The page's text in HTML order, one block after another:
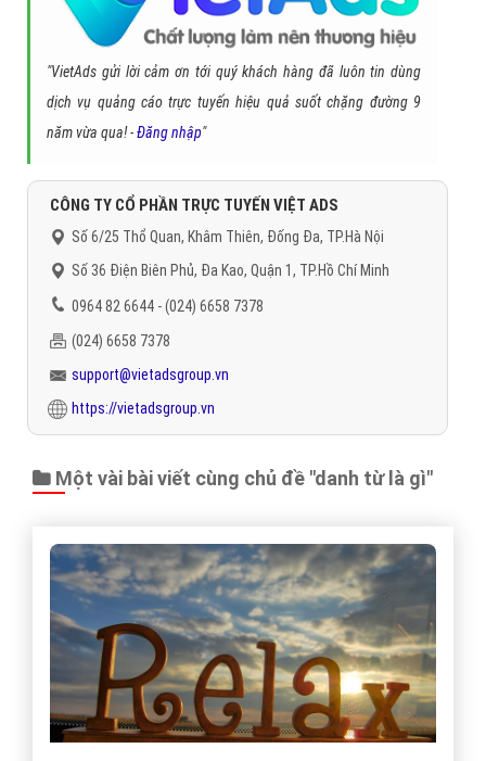
"VietAds gửi lời cảm ơn tới quý khách hàng đã luôn tin dùng
dịch vụ quảng cáo trực tuyến hiệu quả suốt chặng đường 9
năm vừa qua! -Đăng nhập"
CÔNG TY CỔ PHẦN TRỰC TUYẾN VIỆT ADS
Số 6/25 Thổ Quan, Khâm Thiên, Đống Đa, TP.Hà Nội
Số 36 Điện Biên Phủ, Đa Kao, Quận 1, TP.Hồ Chí Minh
0964 82 6644 - (024) 6658 7378
(024) 6658 7378
support@vietadsgroup.vn
https://vietadsgroup.vn
Một vài bài viết cùng chủ đề "danh từ là gì"